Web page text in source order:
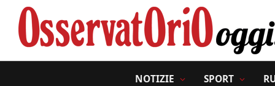
NOTIZIE SPORT